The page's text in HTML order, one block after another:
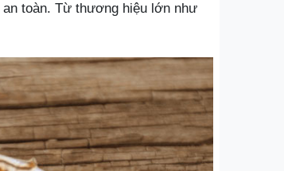
toàn. Từ thương hiệu lớn như